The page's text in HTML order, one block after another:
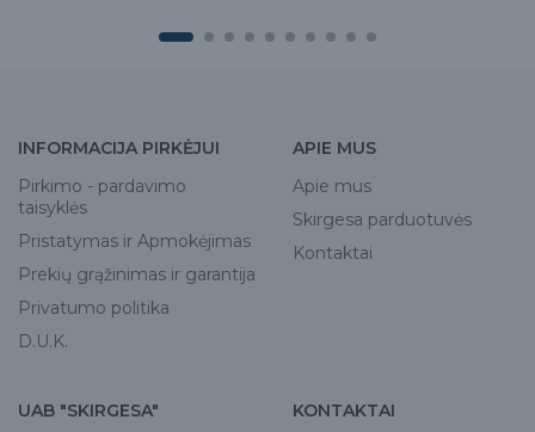
INFORMACIJA PIRKĖJUI
Pirkimo - pardavimo
taisyklės
Pristatymas ir Apmokėjimas
Prekių grąžinimas ir garantija
Privatumo politika
D.U.K.
APIE MUS
Apie mus
Skirgesa parduotuvės
Kontaktai
UAB "SKIRGESA"
KONTAKTAI